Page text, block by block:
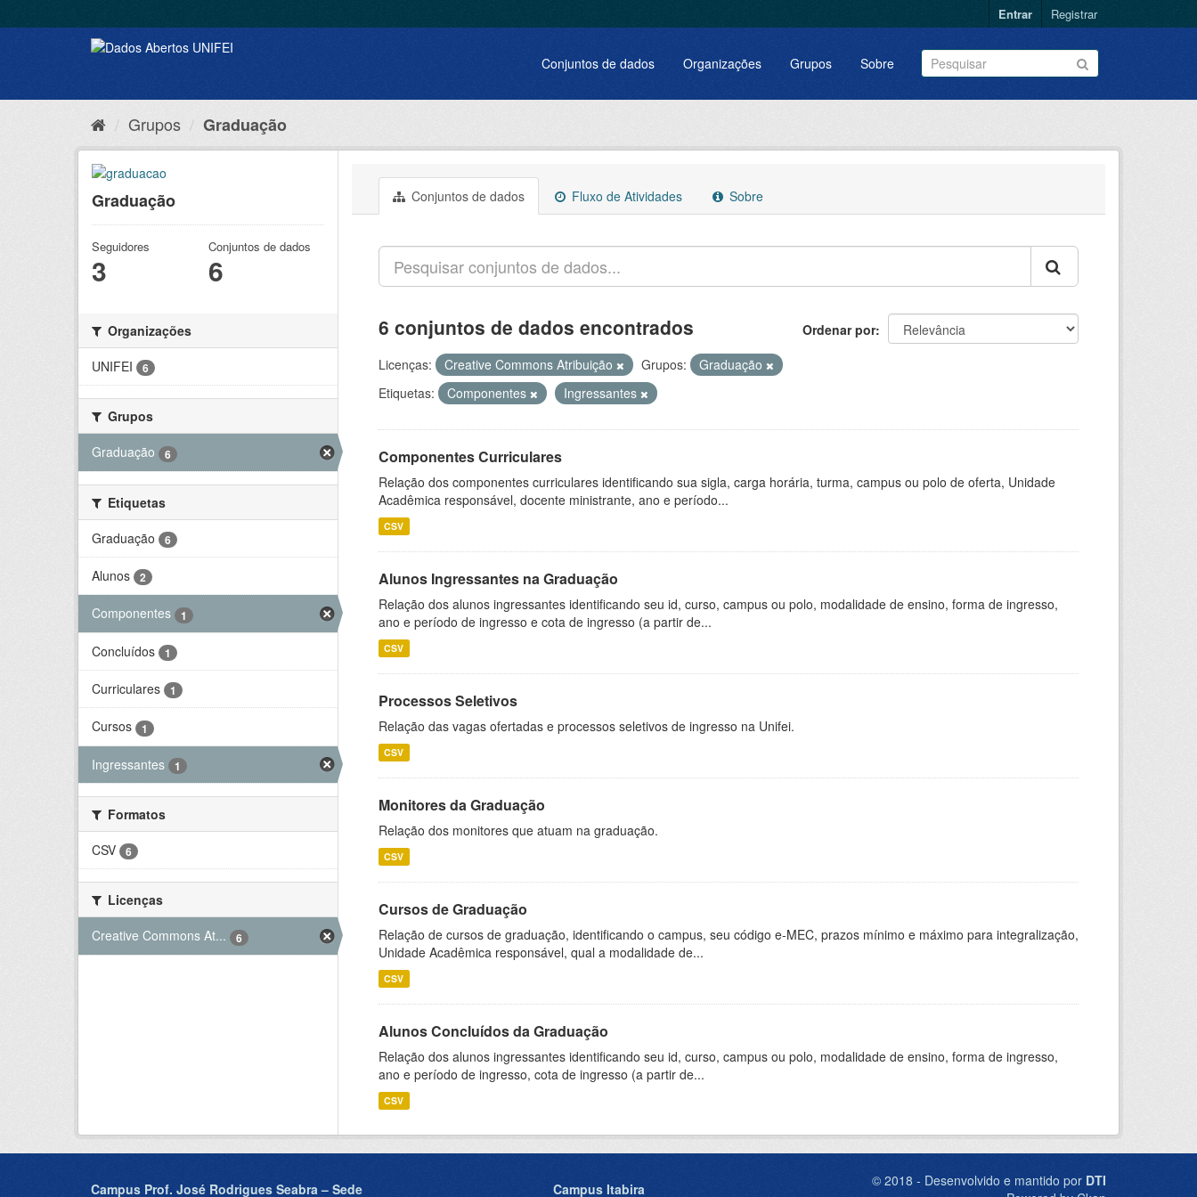
Entrar Registrar
Conjuntos de dados Organizações Grupos Sobre
Grupos Graduação
Graduação
Seguidores
3
Conjuntos de dados
6
Organizações
UNIFEI
6
Grupos
Graduação
6
Etiquetas
Graduação
6
Alunos 2
Componentes 1
Concluídos 1
Curriculares 1
Cursos 1
Ingressantes 1
Formatos
CSV
6
Licenças
Creative Commons At...
6
Conjuntos de dados Fluxo de Atividades Sobre
Ordenar por
6 conjuntos de dados encontrados
Licenças: Creative Commons Atribuição Grupos:
Graduação
Etiquetas:
Componentes Ingressantes
Componentes Curriculares
Relação dos componentes curriculares identificando sua sigla, carga horária, turma, campus ou polo de oferta, Unidade
Acadêmica responsável, docente ministrante, ano e período...
CSV
Alunos Ingressantes na Graduação
Relação dos alunos ingressantes identificando seu id, curso, campus ou polo, modalidade de ensino, forma de ingresso,
ano e período de ingresso e cota de ingresso (a partir de...
CSV
Processos Seletivos
Relação das vagas ofertadas e processos seletivos de ingresso na Unifei.
CSV
Monitores da Graduação
Relação dos monitores que atuam na graduação.
CSV
Cursos de Graduação
Relação de cursos de graduação, identificando o campus, seu código e-MEC, prazos mínimo e máximo para integralização,
Unidade Acadêmica responsável, qual a modalidade de...
CSV
Alunos Concluídos da Graduação
Relação dos alunos ingressantes identificando seu id, curso, campus ou polo, modalidade de ensino, forma de ingresso,
ano e período de ingresso, cota de ingresso (a partir de...
CSV
Campus Prof. José Rodrigues Seabra – Sede Campus Itabira © 2018 - Desenvolvido e mantido por DTI